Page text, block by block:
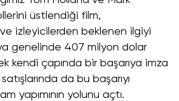
üstlendiği film,
izleyicilerden beklenen ilgiyi
genelinde 407 milyon dolar
kendi çapında bir başarıya imza
da bu başarıyı
yapımının yolunu açtı.